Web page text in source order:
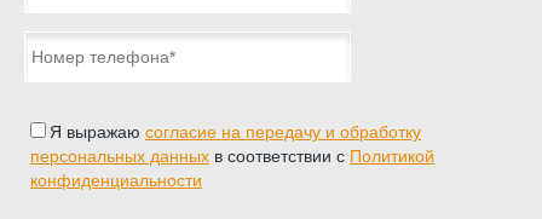
Я выражаю согласие на передачу и обработку
персональных данных в соответствии с Политикой
конфиденциальности